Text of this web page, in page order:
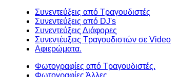
Συνεντεύξεις από Τραγουδιστές
Συνεντεύξεις από DJ's
Συνεντεύξεις Διάφορες
Συνεντέυξεις Τραγουδιστών σε Video
Αφιερώματα.
Φωτογραφίες από Τραγουδιστές.
Φωτογραφίες Άλλες.